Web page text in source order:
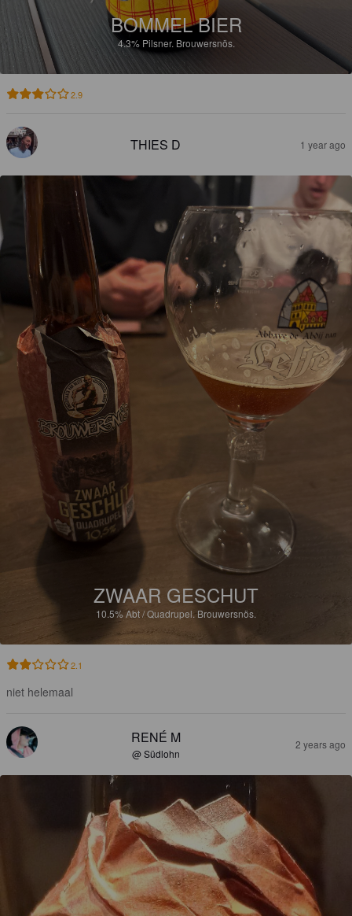
BOMMEL BIER
4.3% Pilsner. Brouwersnös.
2.9
THIES D 1 year ago
ZWAAR GESCHUT
10.5%Abt / Quadrupel. Brouwersnös.
2.1
niet helemaal
RENÉ M
@ Südlohn
2 years ago